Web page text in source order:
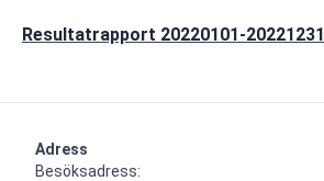
Resultatrapport 20220101-20221231
Adress
Besöksadress: